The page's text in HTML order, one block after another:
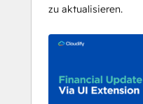
zu aktualisieren.